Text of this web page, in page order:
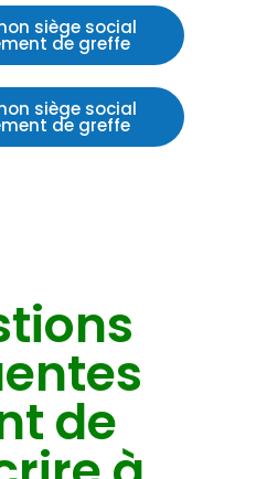
siège social
de greffe
siège social
de greffe
de